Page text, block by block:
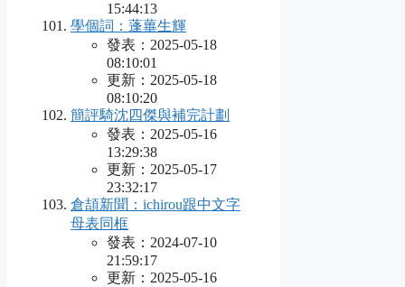
15:44:13
學個詞：蓬蓽生輝
發表：2025-05-18
08:10:01
更新：2025-05-18
08:10:20
簡評騎沈四傑與補完計劃
發表：2025-05-16
13:29:38
更新：2025-05-17
23:32:17
倉頡新聞：ichirou跟中文字
母表同框
發表：2024-07-10
21:59:17
更新：2025-05-16